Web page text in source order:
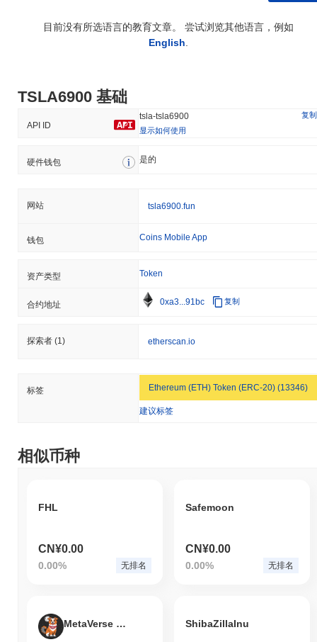
目前没有所选语言的教育文章。 尝试浏览其他语言，例如
English
TSLA6900 基础
API ID
tsla-tsla6900
复制
显示如何使用
硬件钱包 是的
网站 tsla6900.fun
钱包 Coins Mobile App
资产类型 Token
合约地址 0xa3...91bc 复制
探索者 (1) etherscan.io
标签 Ethereum (ETH) Token (ERC-20) (13346)
建议标签
相似币种
FHL
CN¥0.00
0.00% 无排名
Safemoon
CN¥0.00
0.00% 无排名
MetaVerse Dog ShibaZillaInu